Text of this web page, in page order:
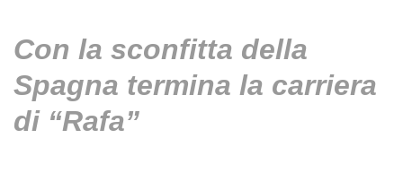
Con la sconfitta della
Spagna termina la carriera
di “Rafa”